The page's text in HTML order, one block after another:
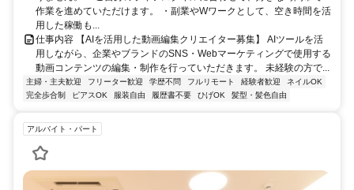
作業を進めていただけます。 ・副業やWワークとして、空き時間を活
用した稼働も...
仕事内容 【AIを活用した動画編集クリエイター募集】 AIツールを活
用しながら、企業やブランドのSNS・Webマーケティングで使用する
動画コンテンツの編集・制作を行っていただきます。 未経験の方で...
主婦・主夫歓迎 フリーター歓迎 学歴不問 フルリモート 経験者歓迎
ネイルOK
完全歩合制
ピアスOK 服装自由 履歴書不要 ひげOK 髪型・髪色自由
アルバイト・パート